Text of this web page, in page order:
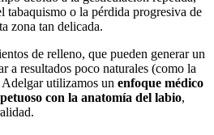
tabaquismo o la pérdida progresiva de
zona tan delicada.
de relleno, que pueden generar un
a resultados poco naturales (como la
Adelgar utilizamos un enfoque médico
con la anatomía del labio,